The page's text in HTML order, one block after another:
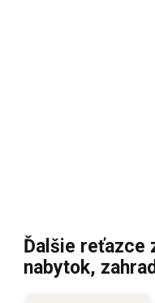
Ďalšie reťazce
nabytok,